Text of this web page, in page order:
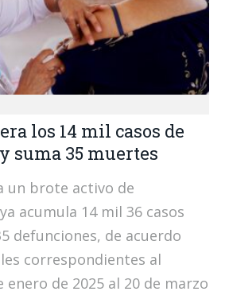
los 14 mil casos de
suma 35 muertes
un brote activo de
acumula 14 mil 36 casos
defunciones, de acuerdo
correspondientes al
enero de 2025 al 20 de marzo